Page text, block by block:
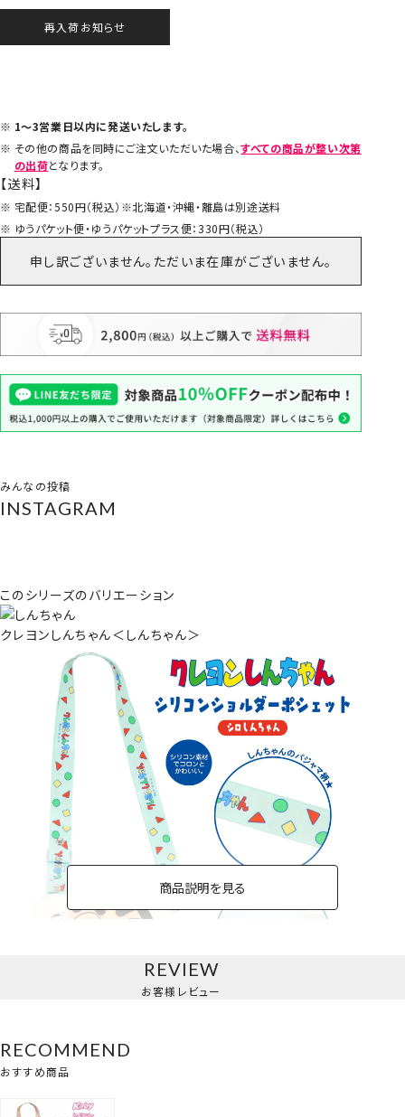
再入荷お知らせ
1～3営業日以内に発送いたします。
その他の商品を同時にご注文いただいた場合、すべての商品が整い次第
の出荷となります。
【送料】
宅配便：550円（税込）※北海道・沖縄・離島は別途送料
ゆうパケット便・ゆうパケットプラス便：330円（税込）
申し訳ございません。ただいま在庫がございません。
みんなの投稿
INSTAGRAM
このシリーズのバリエーション
クレヨンしんちゃん＜しんちゃん＞
商品説明を見る
REVIEW
お客様レビュー
RECOMMEND
おすすめ商品